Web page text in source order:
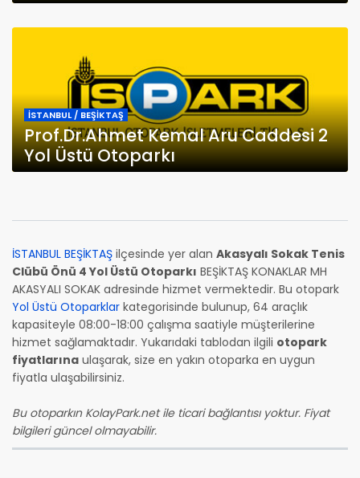
İSTANBUL / BEŞİKTAŞ
Prof.Dr.Ahmet Kemal Aru Caddesi 2
Yol Üstü Otoparkı
İSTANBUL BEŞİKTAŞ ilçesinde yer alan Akasyalı Sokak Tenis
Clübü Önü 4 Yol Üstü Otoparkı BEŞİKTAŞ KONAKLAR MH
AKASYALI SOKAK adresinde hizmet vermektedir. Bu otopark
Yol Üstü Otoparklar kategorisinde bulunup, 64 araçlık
kapasiteyle 08:00-18:00 çalışma saatiyle müşterilerine
hizmet sağlamaktadır. Yukarıdaki tablodan ilgili otopark
fiyatlarına ulaşarak, size en yakın otoparka en uygun
fiyatla ulaşabilirsiniz.
Bu otoparkın KolayPark.net ile ticari bağlantısı yoktur. Fiyat
bilgileri güncel olmayabilir.